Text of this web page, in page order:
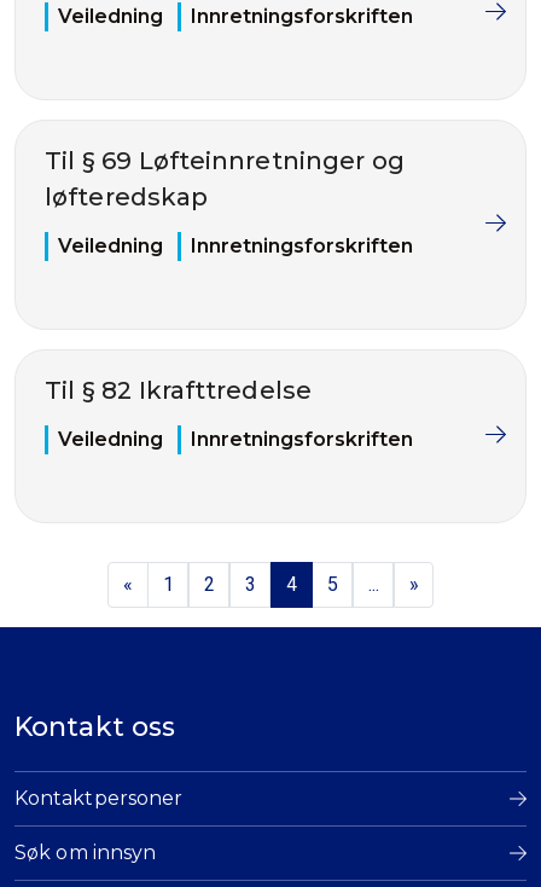
Veiledning Innretningsforskriften
Til § 69 Løfteinnretninger og
løfteredskap
Veiledning Innretningsforskriften
Til § 82 Ikrafttredelse
Veiledning Innretningsforskriften
« 1 2 3 4 5 ... »
Kontakt oss
Kontaktpersoner
Søk om innsyn